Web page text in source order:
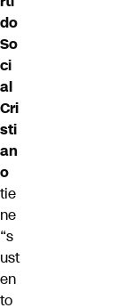
do
So
ci
al
Cri
sti
an
o
tie
ne
“s
ust
en
to